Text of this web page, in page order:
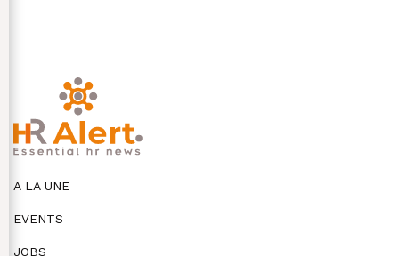
A LA UNE
EVENTS
JOBS